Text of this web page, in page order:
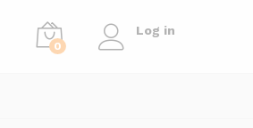
0
Log in